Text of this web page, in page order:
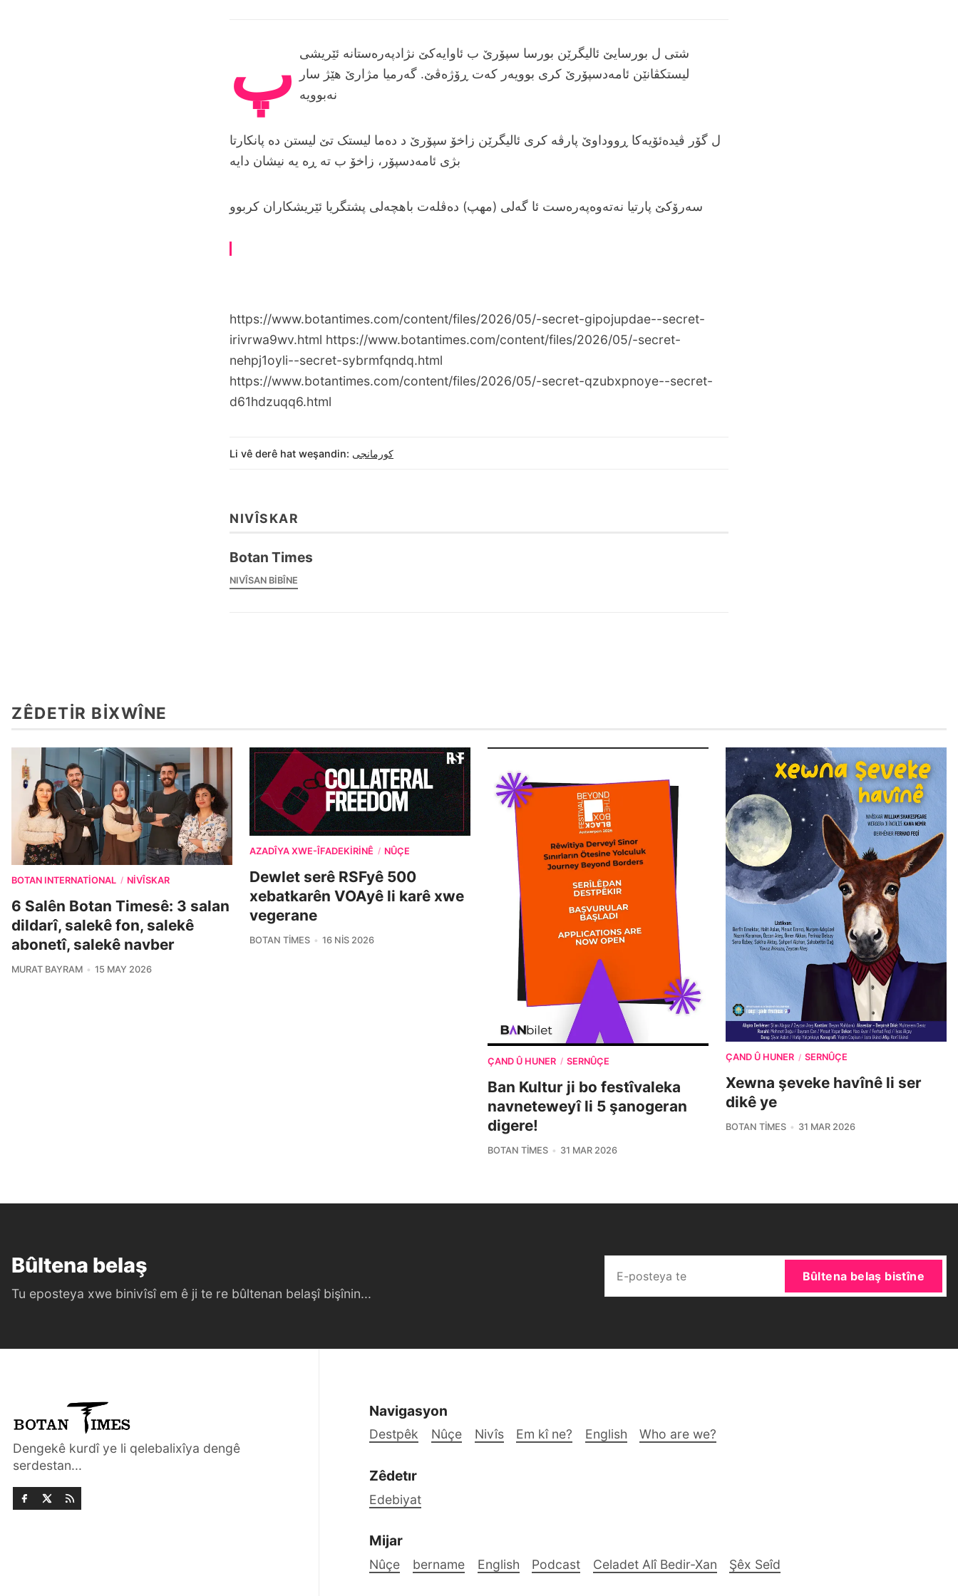
پ شتی ل بورسایێ ئالیگرێن بورسا سپۆرێ ب ئاوایه‌کێ نژادپه‌ره‌ستانه‌ ئێریشی
لیستکڤانێن ئامه‌دسپۆرێ کری بوویه‌ر که‌ت ڕۆژه‌ڤێ. گه‌رمیا مژارێ هێژ سار
ل گۆر ڤیده‌ئۆیه‌کا ڕووداوێ پارڤه‌ کری ئالیگرێن زاخۆ سپۆرێ د ده‌ما لیستک تێ لیستن ده‌ پانکارتا
سه‌رۆکێ پارتیا نه‌ته‌وه‌په‌ره‌ست ئا گه‌لی (مهپ) ده‌ڤله‌ت باهچه‌لی پشتگریا ئێریشکاران کربوو
https://www.botantimes.com/content/files/2026/05/-secret-gipojupdae--secret-
irivrwa9wv.html https://www.botantimes.com/content/files/2026/05/-secret-
nehpj1oyli--secret-sybrmfqndq.html
https://www.botantimes.com/content/files/2026/05/-secret-qzubxpnoye--secret-
d61hdzuqq6.html
Li vê derê hat weşandin: کورمانجی
NIVÎSKAR
Botan Times
NIVÎSAN BIBÎNE
ZÊDETIR BIXWÎNE
BOTAN INTERNATIONAL / NIVÎSKAR
6 Salên Botan Timesê: 3 salan
dildarî, salekê fon, salekê
abonetî, salekê navber
MURAT BAYRAM 15 MAY 2026
AZADÎYA XWE-ÎFADEKIRINÊ / NÛÇE
Dewlet serê RSFyê 500
xebatkarên VOAyê li karê xwe
vegerane
BOTAN TIMES 16 NIS 2026
ÇAND Û HUNER / SERNÛÇE
Ban Kultur ji bo festîvaleka
navneteweyî li 5 şanogeran
digere!
BOTAN TIMES 31 MAR 2026
ÇAND Û HUNER / SERNÛÇE
Xewna şeveke havînê li ser
dikê ye
BOTAN TIMES 31 MAR 2026
Bûltena belaş
Tu eposteya xwe binivîsî em ê ji te re bûltenan belaşî bişînin...
Bûltena belaş bistîne
Dengekê kurdî ye li qelebalixîya dengê
serdestan...
Navigasyon
Destpêk Nûçe Nivîs Em kî ne? English Who are we?
Zêdetır
Edebiyat
Mijar
Nûçe bername English Podcast Celadet Alî Bedir-Xan Şêx Seîd